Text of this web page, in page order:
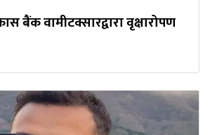
बैंक वामीटक्सारद्वारा वृक्षारोपण